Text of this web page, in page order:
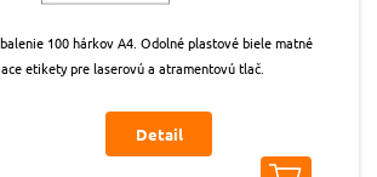
100 hárkov A4. Odolné plastové biele matné
etikety pre laserovú a atramentovú tlač.
Detail